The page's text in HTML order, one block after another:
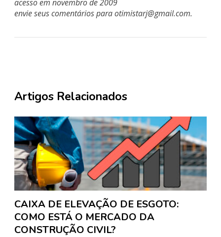
acesso em novembro de 2009
envie seus comentários paraotimistarj@gmail.com.
Artigos Relacionados
CAIXA DE ELEVAÇÃO DE ESGOTO:
COMO ESTÁ O MERCADO DA
CONSTRUÇÃO CIVIL?